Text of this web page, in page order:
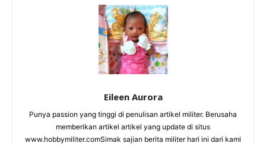
Eileen Aurora
Punya passion yang tinggi di penulisan artikel militer. Berusaha
memberikan artikel artikel yang update di situs
www.hobbymiliter.comSimak sajian berita militer hari ini dari kami